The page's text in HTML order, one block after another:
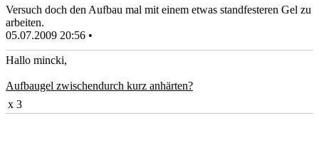
Versuch doch den Aufbau mal mit einem etwas standfesteren Gel zu
arbeiten.
05.07.2009 20:56 •
Hallo mincki,
Aufbaugel zwischendurch kurz anhärten?
x 3